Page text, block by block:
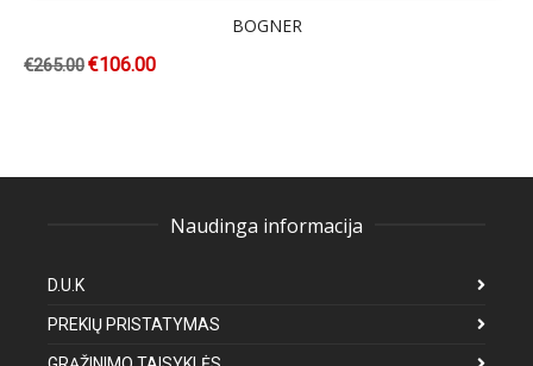
BOGNER
€265.00€106.00
Naudinga informacija
D.U.K
PREKIŲ PRISTATYMAS